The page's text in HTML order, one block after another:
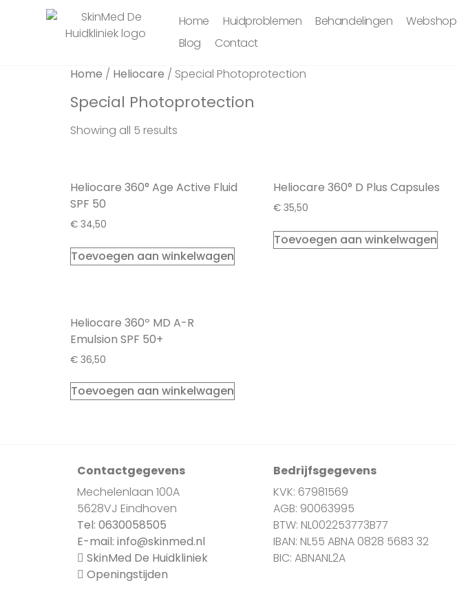
Home Huidproblemen Behandelingen Webshop
Blog
Contact
Home / Heliocare / Special Photoprotection
Special Photoprotection
Showing all 5 results
Heliocare 360° Age Active Fluid
SPF 50
€ 34,50
Toevoegen aan winkelwagen
Heliocare 360° D Plus Capsules
€35,50
Toevoegen aan winkelwagen
Heliocare 360º MD A-R
Emulsion SPF 50+
€ 36,50
Toevoegen aan winkelwagen
Contactgegevens
Mechelenlaan 100A
5628VJ Eindhoven
Tel: 0630058505
E-mail: info@skinmed.nl
SkinMed De Huidkliniek
Openingstijden
Bedrijfsgegevens
KVK: 67981569
AGB: 90063995
BTW: NL002253773B77
IBAN: NL55 ABNA 0828 5683 32
BIC: ABNANL2A